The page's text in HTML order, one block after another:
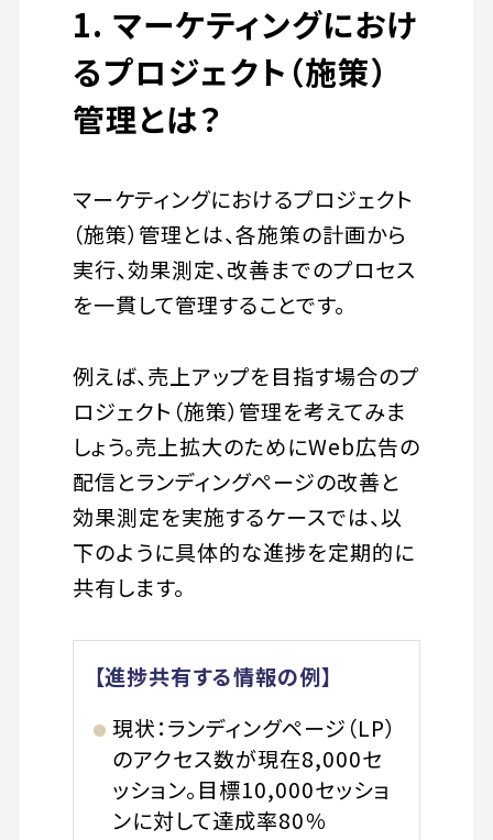
1. マーケティングにおけ
るプロジェクト（施策）
管理とは？
マーケティングにおけるプロジェクト
（施策）管理とは、各施策の計画から
実行、効果測定、改善までのプロセス
を一貫して管理することです。
例えば、売上アップを目指す場合のプ
ロジェクト（施策）管理を考えてみま
しょう。売上拡大のためにWeb広告の
配信とランディングページの改善と
効果測定を実施するケースでは、以
下のように具体的な進捗を定期的に
共有します。
【進捗共有する情報の例】
現状：ランディングページ（LP）
のアクセス数が現在8,000セ
ッション。目標10,000セッショ
ンに対して達成率80％